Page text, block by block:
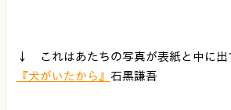
↓ これはあたちの写真が表紙と中に出
『犬がいたから』 石黒謙吾